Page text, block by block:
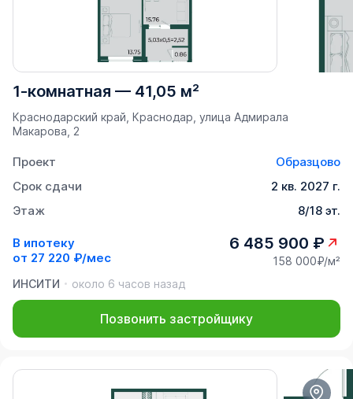
1-комнатная — 41,05 м²
Краснодарский край, Краснодар, улица Адмирала
Макарова, 2
Проект
Образцово
Срок сдачи
2 кв. 2027 г.
Этаж
8/18 эт.
В ипотеку
от 27 220 ₽/мес
6 485 900 ₽
158 000₽/м²
ИНСИТИ
около 6 часов назад
Позвонить застройщику